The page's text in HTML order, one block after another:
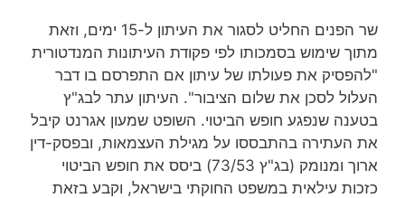
שר הפנים החליט לסגור את העיתון ל-15 ימים, וזאת
מתוך שימוש בסמכותו לפי פקודת העיתונות המנדטורית
"להפסיק את פעולתו של עיתון אם התפרסם בו דבר
העלול לסכן את שלום הציבור". העיתון עתר לבג"ץ
בטענה שנפגע חופש הביטוי. השופט שמעון אגרנט קיבל
את העתירה בהתבססו על מגילת העצמאות, ובפסק-דין
ארוך ומנומק (בג"ץ 73/53) ביסס את חופש הביטוי
כזכות עילאית במשפט החוקתי בישראל, וקבע בזאת